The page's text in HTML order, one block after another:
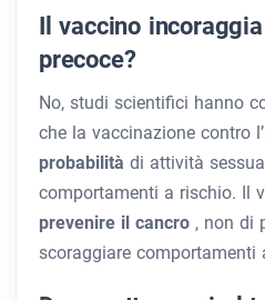
Il vaccino
precoce?
No, studi scientifici hanno
che la vaccinazione contro
probabilità di attività
comportamenti a rischio. Il
prevenire il cancro , non di
scoraggiare comportamenti